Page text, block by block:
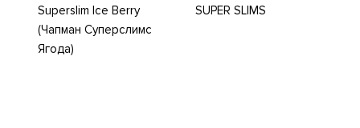
Superslim Ice Berry
(Чапман Суперслимс
Ягода)
SUPER SLIMS